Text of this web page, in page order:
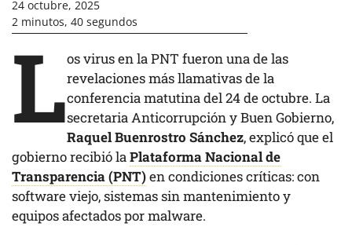
24 octubre, 2025
2 minutos, 40 segundos
Los virus en la PNT fueron una de las
revelaciones más llamativas de la
conferencia matutina del 24 de octubre. La
secretaria Anticorrupción y Buen Gobierno,
Raquel Buenrostro Sánchez, explicó que el
gobierno recibió laPlataforma Nacional de
Transparencia (PNT)en condiciones críticas: con
software viejo, sistemas sin mantenimiento y
equipos afectados por malware.